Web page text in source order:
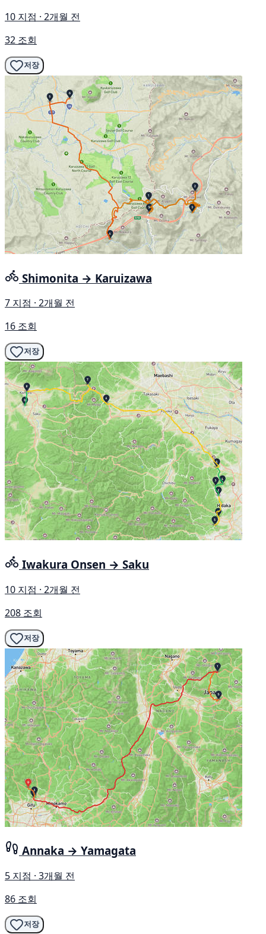
10 지점 · 2개월 전
32 조회
저장
Shimonita → Karuizawa
7 지점 · 2개월 전
16 조회
저장
Iwakura Onsen → Saku
10 지점 · 2개월 전
208 조회
저장
Annaka → Yamagata
5 지점 · 3개월 전
86 조회
저장